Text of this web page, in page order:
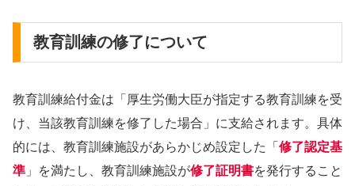
教育訓練の修了について
教育訓練給付金は「厚生労働大臣が指定する教育訓練を受
け、当該教育訓練を修了した場合」に支給されます。具体
的には、教育訓練施設があらかじめ設定した「 修了認定基
準 」を満たし、教育訓練施設が修了証明書を発行すること